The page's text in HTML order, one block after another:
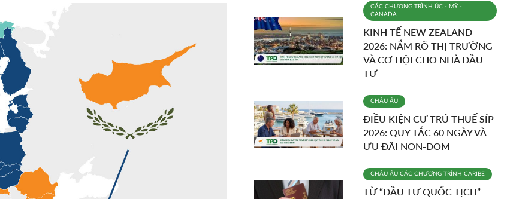
CÁC CHƯƠNG TRÌNH ÚC - MỸ -
CANADA
KINH TẾ NEW ZEALAND
2026: NẮM RÕ THỊ TRƯỜNG
VÀ CƠ HỘI CHO NHÀ ĐẦU
TƯ
CHÂU ÂU
ĐIỀU KIỆN CƯ TRÚ THUẾ SÍP
2026: QUY TẮC 60 NGÀY VÀ
ƯU ĐÃI NON-DOM
CHÂU ÂU CÁC CHƯƠNG TRÌNH CARIBE
TỪ “ĐẦU TƯ QUỐC TỊCH”